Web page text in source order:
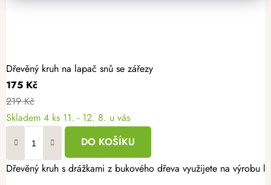
Dřevěný kruh na lapač snů se zářezy
175 Kč
219 Kč
Skladem 4 ks 11. - 12. 8. u vás
DO KOŠÍKU
Dřevěný kruh s drážkami z bukového dřeva využijete na